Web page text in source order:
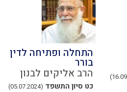
התחלה ופתיחה לדין
בורר
הרב אליקים לבנון
כט סיון התשפד (05.07.2024)